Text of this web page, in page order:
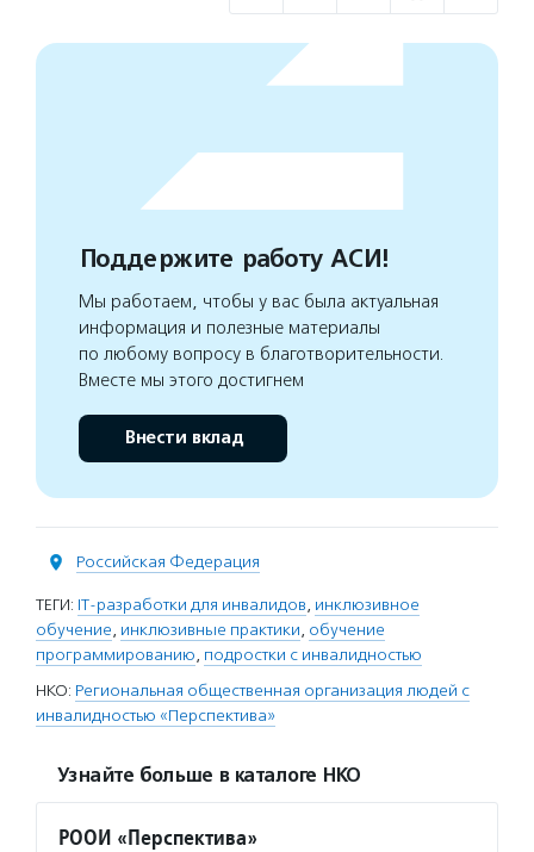
Поддержите работу АСИ!
Мы работаем, чтобы у вас была актуальная
информация и полезные материалы
по любому вопросу в благотворительности.
Вместе мы этого достигнем
Внести вклад
Российская Федерация
ТЕГИ: IT-разработки для инвалидов, инклюзивное
обучение, инклюзивные практики, обучение
программированию, подростки с инвалидностью
НКО: Региональная общественная организация людей с
инвалидностью «Перспектива»
Узнайте больше в каталоге НКО
РООИ «Перспектива»